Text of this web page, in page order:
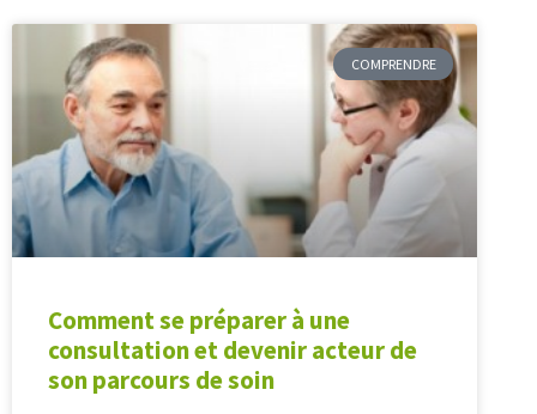
COMPRENDRE
Comment se préparer à une
consultation et devenir acteur de
son parcours de soin